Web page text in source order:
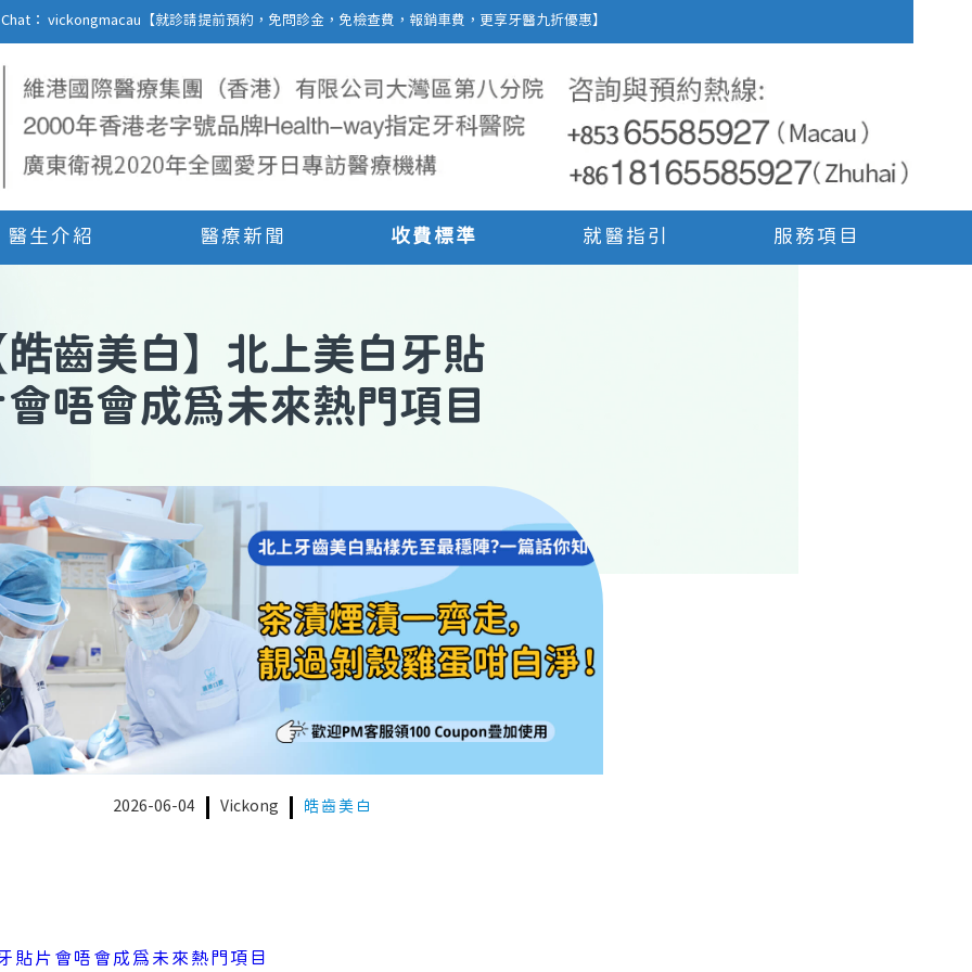
： vickongmacau【就診請提前預約，免問診金，免檢查費，報銷車費，更享牙醫九折優惠】
醫生介紹 醫療新聞 收費標準 就醫指引 服務項目
皓齒美白】 北上美白牙貼
唔會成爲未來熱門項目
2026-06-04 Vickong 皓齒美白
貼片會唔會成爲未來熱門項目